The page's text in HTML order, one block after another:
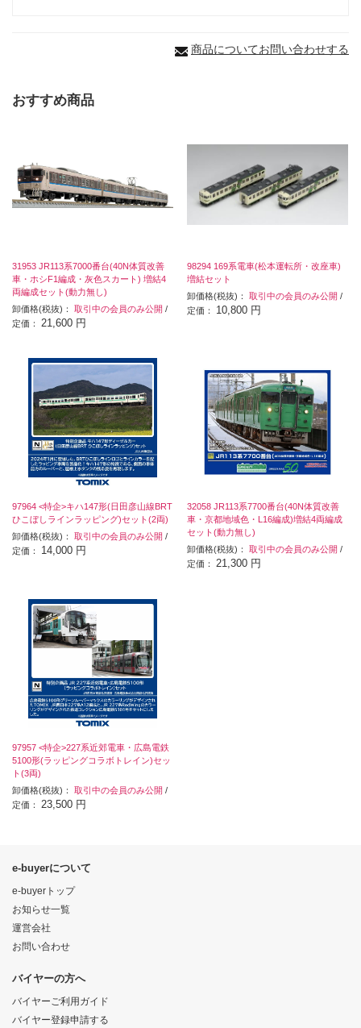
商品についてお問い合わせする
おすすめ商品
31953 JR113系7000番台(40N体質改善
車・ホシF1編成・灰色スカート) 増結4
両編成セット(動力無し)
卸価格(税抜)： 取引中の会員のみ公開 /
定価： 21,600 円
98294 169系電車(松本運転所・改座車)
増結セット
卸価格(税抜)：取引中の会員のみ公開 /
定価： 10,800 円
97964 <特企>キハ147形(日田彦山線BRT
ひこぼしラインラッピング)セット(2両)
卸価格(税抜)： 取引中の会員のみ公開 /
定価： 14,000 円
32058 JR113系7700番台(40N体質改善
車・京都地域色・L16編成)増結4両編成
セット(動力無し)
卸価格(税抜)：取引中の会員のみ公開 /
定価： 21,300 円
97957 <特企>227系近郊電車・広島電鉄
5100形(ラッピングコラボトレイン)セッ
ト(3両)
卸価格(税抜)： 取引中の会員のみ公開 /
定価： 23,500 円
e-buyerについて
e-buyerトップ
お知らせ一覧
運営会社
お問い合わせ
バイヤーの方へ
バイヤーご利用ガイド
バイヤー登録申請する